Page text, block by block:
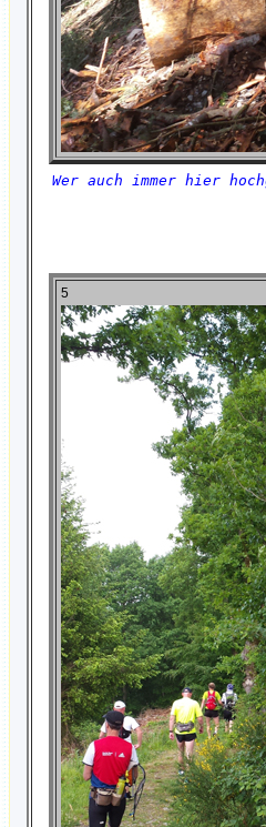
Wer auch immer hier
5